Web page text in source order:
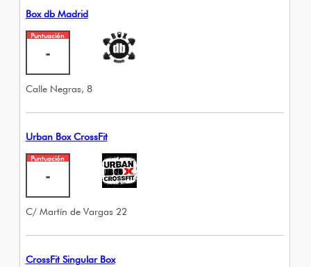
Box db Madrid
Puntuación
-
Calle Negras, 8
Urban Box CrossFit
Puntuación
-
C/ Martín de Vargas 22
CrossFit Singular Box